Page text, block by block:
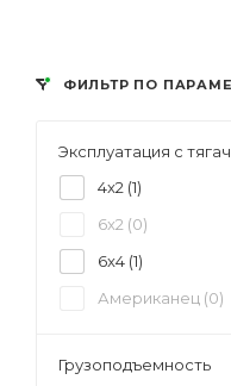
ФИЛЬТР ПО
Эксплуатация с
4x2 (1)
6x2 (0)
6x4 (1)
Американец (0)
Грузоподъемность